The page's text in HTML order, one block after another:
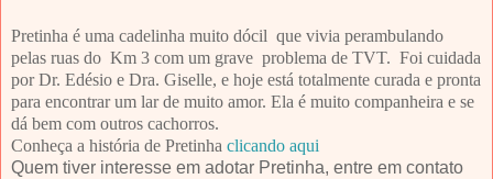
Pretinha é uma cadelinha muito dócil que vivia perambulando
pelas ruas do Km 3 com um grave problema de TVT. Foi cuidada
por Dr. Edésio e Dra. Giselle, e hoje está totalmente curada e pronta
para encontrar um lar de muito amor. Ela é muito companheira e se
dá bem com outros cachorros.
Conheça a história de Pretinha clicando aqui
Quem tiver interesse em adotar Pretinha, entre em contato